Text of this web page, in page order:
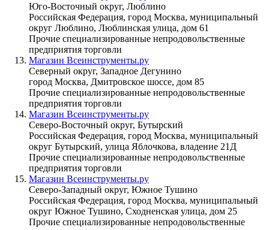
Юго-Восточный округ, Люблино
Российская Федерация, город Москва, муниципальный
округ Люблино, Люблинская улица, дом 61
Прочие специализированные непродовольственные
предприятия торговли
Магазин Всеинструменты.ру
Северный округ, Западное Дегунино
город Москва, Дмитровское шоссе, дом 85
Прочие специализированные непродовольственные
предприятия торговли
Магазин Всеинструменты.ру
Северо-Восточный округ, Бутырский
Российская Федерация, город Москва, муниципальный
округ Бутырский, улица Яблочкова, владение 21Д
Прочие специализированные непродовольственные
предприятия торговли
Магазин Всеинструменты.ру
Северо-Западный округ, Южное Тушино
Российская Федерация, город Москва, муниципальный
округ Южное Тушино, Сходненская улица, дом 25
Прочие специализированные непродовольственные